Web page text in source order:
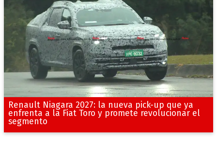
Renault Niagara 2027: la nueva pick-up que ya
enfrenta a la Fiat Toro y promete revolucionar el
segmento